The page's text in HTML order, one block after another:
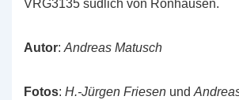
VRG3135 südlich von Ronhausen.
Autor: Andreas Matusch
Fotos: H.-Jürgen Friesen und